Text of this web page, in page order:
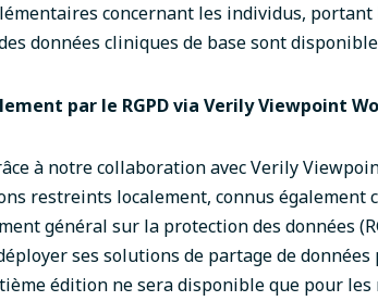
concernant les individus, portant
données cliniques de base sont
par le RGPD via Verily Viewpoint
à notre collaboration avec Verily
restreints localement, connus également
général sur la protection des données
ses solutions de partage de données
édition ne sera disponible que pour les